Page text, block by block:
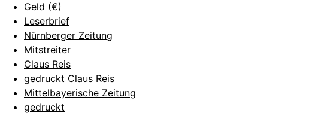
Geld (€)
Leserbrief
Nürnberger Zeitung
Mitstreiter
Claus Reis
gedruckt Claus Reis
Mittelbayerische Zeitung
gedruckt